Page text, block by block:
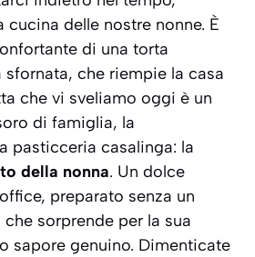
cucina delle nostre nonne. È
di una torta
sfornata, che riempie la casa
che vi sveliamo oggi è un
di famiglia, la
pasticceria casalinga: la
della nonna. Un dolce
preparato senza un
che sorprende per la sua
sapore genuino. Dimenticate